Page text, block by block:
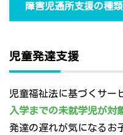
障害児通所支援の種
児童発達支援
児童福祉法に基づくサー
入学までの未就学児が対
発達の遅れが気になるお